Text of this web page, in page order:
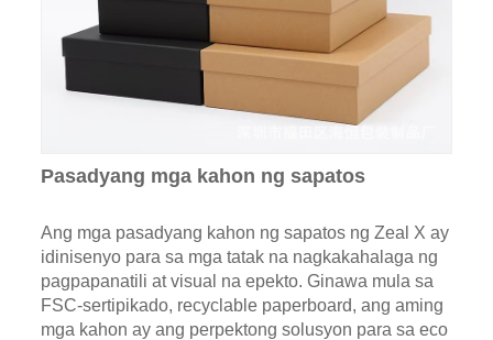
Pasadyang mga kahon ng sapatos
Ang mga pasadyang kahon ng sapatos ng Zeal X ay
idinisenyo para sa mga tatak na nagkakahalaga ng
pagpapanatili at visual na epekto. Ginawa mula sa
FSC-sertipikado, recyclable paperboard, ang aming
mga kahon ay ang perpektong solusyon para sa eco